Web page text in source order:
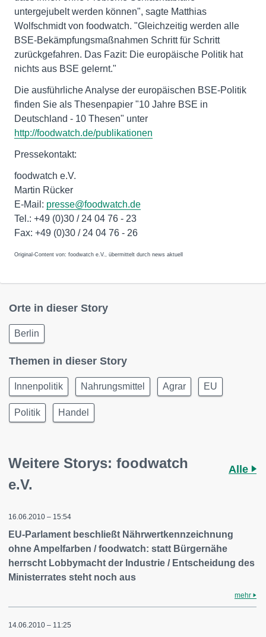
untergejubelt werden können", sagte Matthias
Wolfschmidt von foodwatch. "Gleichzeitig werden alle
BSE-Bekämpfungsmaßnahmen Schritt für Schritt
zurückgefahren. Das Fazit: Die europäische Politik hat
nichts aus BSE gelernt."
Die ausführliche Analyse der europäischen BSE-Politik
finden Sie als Thesenpapier "10 Jahre BSE in
Deutschland - 10 Thesen" unter
http://foodwatch.de/publikationen
Pressekontakt:
foodwatch e.V.
Martin Rücker
E-Mail: presse@foodwatch.de
Tel.: +49 (0)30 / 24 04 76 - 23
Fax: +49 (0)30 / 24 04 76 - 26
Original-Content von: foodwatch e.V., übermittelt durch news aktuell
Orte in dieser Story
Berlin
Themen in dieser Story
Innenpolitik Nahrungsmittel Agrar EU
Politik Handel
Weitere Storys: foodwatch
e.V.
Alle
16.06.2010 – 15:54
EU-Parlament beschließt Nährwertkennzeichnung
ohne Ampelfarben / foodwatch: statt Bürgernähe
herrscht Lobbymacht der Industrie / Entscheidung des
Ministerrates steht noch aus
mehr
14.06.2010 – 11:25